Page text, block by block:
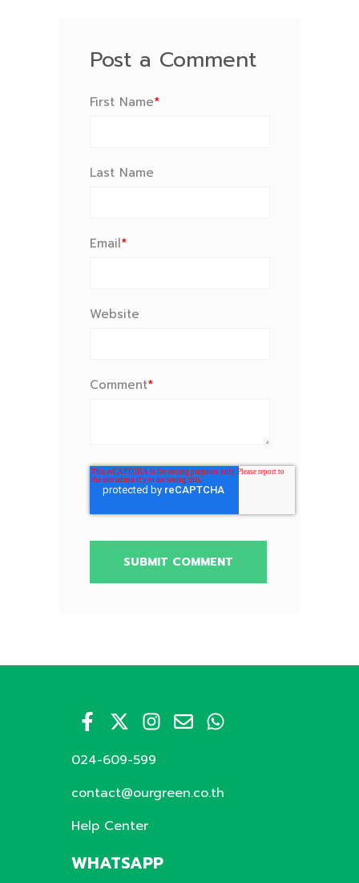
Post a Comment
First Name*
Last Name
Email*
Website
Comment*
024-609-599
contact@ourgreen.co.th
Help Center
WHATSAPP